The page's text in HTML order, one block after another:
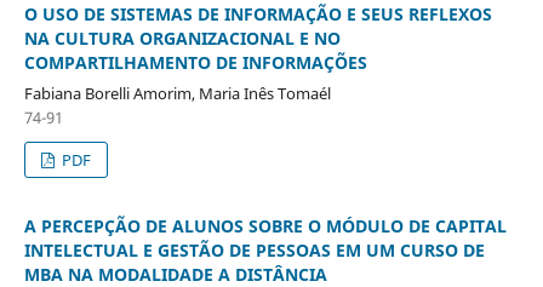
O USO DE SISTEMAS DE INFORMAÇÃO E SEUS REFLEXOS
NA CULTURA ORGANIZACIONAL E NO
COMPARTILHAMENTO DE INFORMAÇÕES
Fabiana Borelli Amorim, Maria Inês Tomaél
74-91
PDF
A PERCEPÇÃO DE ALUNOS SOBRE O MÓDULO DE CAPITAL
INTELECTUAL E GESTÃO DE PESSOAS EM UM CURSO DE
MBA NA MODALIDADE A DISTÂNCIA